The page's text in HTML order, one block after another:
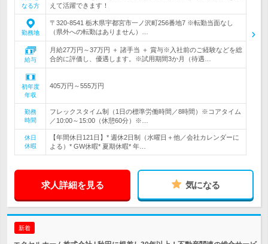
なる方
えて活躍できます！
勤務地
〒320-8541 栃木県宇都宮市一ノ沢町256番地7 ※転勤当面なし
（県外への転勤はありません）…
給与
月給27万円～37万円 ＋ 諸手当 ＋ 賞与※入社前のご経験などを総
合的に評価し、優遇します。※試用期間3か月（待遇…
初年度
年収
405万円～555万円
勤務
時間
フレックスタイム制（1日の標準労働時間／8時間）※コアタイム
／10:00～15:00（休憩60分）※…
休日
休暇
【年間休日121日】* 週休2日制（水曜日＋他／会社カレンダーに
よる）* GW休暇* 夏期休暇* 年…
求人詳細を見る 気になる
新着